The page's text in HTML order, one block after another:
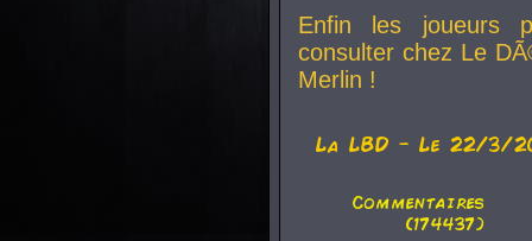
Enfin les joueurs
consulter chez Le
Merlin !
La LBD - Le 22/3/
Commentaires
(174437)